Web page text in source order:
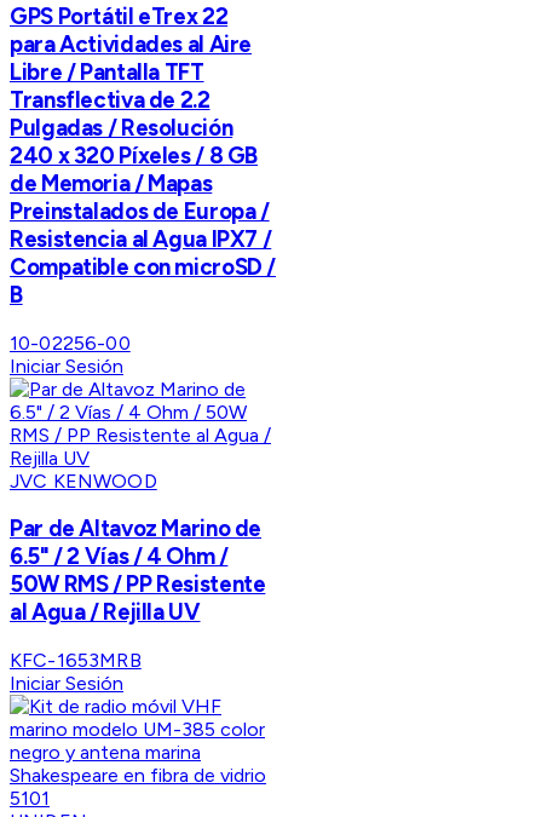
GPS Portátil eTrex 22
para Actividades al Aire
Libre / Pantalla TFT
Transflectiva de 2.2
Pulgadas / Resolución
240 x 320 Píxeles / 8 GB
de Memoria / Mapas
Preinstalados de Europa /
Resistencia al Agua IPX7 /
Compatible con microSD /
B
10-02256-00
Iniciar Sesión
JVC KENWOOD
Par de Altavoz Marino de
6.5" / 2 Vías / 4 Ohm /
50W RMS / PP Resistente
al Agua / Rejilla UV
KFC-1653MRB
Iniciar Sesión